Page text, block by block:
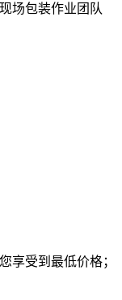
场包装作业团队
享受到最低价格；